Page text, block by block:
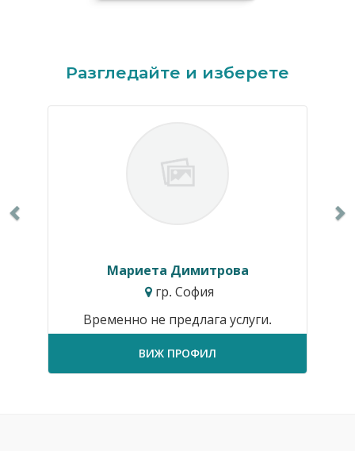
Разгледайте и изберете
Мариета Димитрова
гр. София
Временно не предлага услуги.
ВИЖ ПРОФИЛ